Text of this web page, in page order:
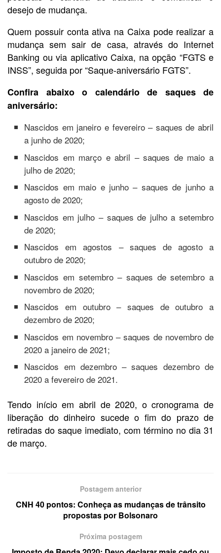
desejo de mudança.
Quem possuir conta ativa na Caixa pode realizar a
mudança sem sair de casa, através do Internet
Banking ou via aplicativo Caixa, na opção “FGTS e
INSS”, seguida por “Saque-aniversário FGTS”.
Confira abaixo o calendário de saques de
aniversário:
Nascidos em janeiro e fevereiro – saques de abril
a junho de 2020;
Nascidos em março e abril – saques de maio a
julho de 2020;
Nascidos em maio e junho – saques de junho a
agosto de 2020;
Nascidos em julho – saques de julho a setembro
de 2020;
Nascidos em agostos – saques de agosto a
outubro de 2020;
Nascidos em setembro – saques de setembro a
novembro de 2020;
Nascidos em outubro – saques de outubro a
dezembro de 2020;
Nascidos em novembro – saques de novembro de
2020 a janeiro de 2021;
Nascidos em dezembro – saques dezembro de
2020 a fevereiro de 2021.
Tendo início em abril de 2020, o cronograma de
liberação do dinheiro sucede o fim do prazo de
retiradas do saque imediato, com término no dia 31
de março.
Postagem anterior
CNH 40 pontos: Conheça as mudanças de trânsito
propostas por Bolsonaro
Próxima postagem